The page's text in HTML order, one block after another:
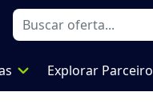
expand_more Explorar